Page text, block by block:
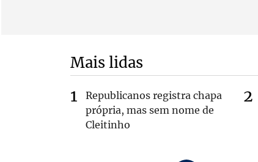
Mais lidas
Republicanos registra chapa
própria, mas sem nome de
Cleitinho